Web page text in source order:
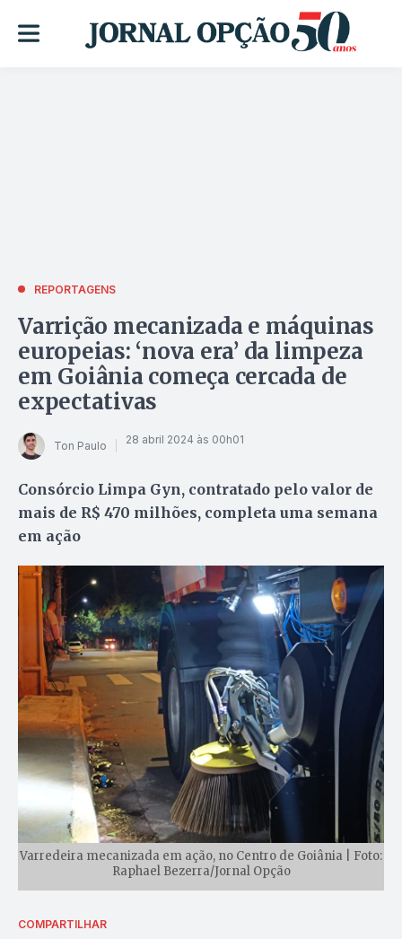
REPORTAGENS
Varrição mecanizada e máquinas
europeias: ‘nova era’ da limpeza
em Goiânia começa cercada de
expectativas
Ton Paulo 28 abril 2024 às 00h01
Consórcio Limpa Gyn, contratado pelo valor de
mais de R$ 470 milhões, completa uma semana
em ação
Varredeira mecanizada em ação, no Centro de Goiânia | Foto:
Raphael Bezerra/Jornal Opção
COMPARTILHAR